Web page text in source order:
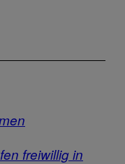
freiwillig in